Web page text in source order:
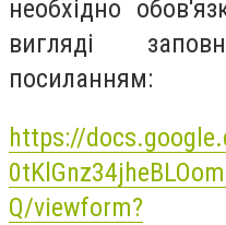
необхідно
вигляді
посиланням:
https://
Q/viewform?